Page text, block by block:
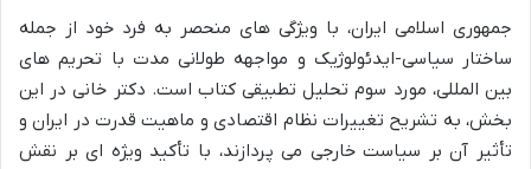
جمهوری اسلامی ایران، با ویژگی های منحصر به فرد خود از جمله
ساختار سیاسی-ایدئولوژیک و مواجهه طولانی مدت با تحریم های
بین المللی، مورد سوم تحلیل تطبیقی کتاب است. دکتر خانی در این
بخش، به تشریح تغییرات نظام اقتصادی و ماهیت قدرت در ایران و
تأثیر آن بر سیاست خارجی می پردازند، با تأکید ویژه ای بر نقش